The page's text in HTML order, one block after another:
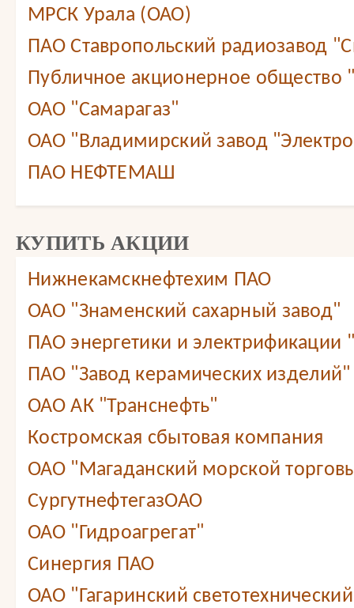
МРСК Урала (ОАО)
ПАО Ставропольский радиозавод
Публичное акционерное общество
ОАО "Самарагаз"
ОАО "Владимирский завод
ПАО НЕФТЕМАШ
КУПИТЬ АКЦИИ
Нижнекамскнефтехим ПАО
ОАО "Знаменский сахарный завод"
ПАО энергетики и электрификации
ПАО "Завод керамических изделий"
ОАО АК "Транснефть"
Костромская сбытовая компания
ОАО "Магаданский морской
СургутнефтегазОАО
ОАО "Гидроагрегат"
Синергия ПАО
ОАО "Гагаринский